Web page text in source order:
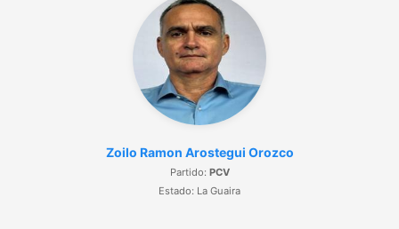
Zoilo Ramon Arostegui Orozco
Partido: PCV
Estado: La Guaira